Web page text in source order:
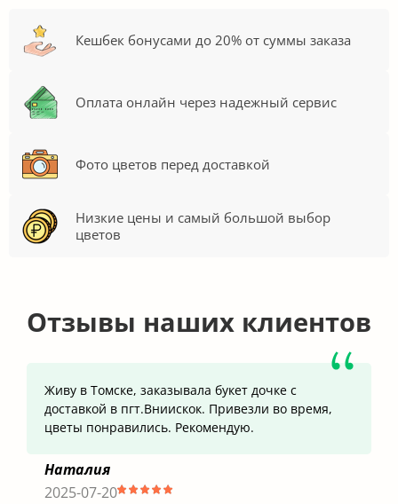
Кешбек бонусами до 20% от суммы заказа
Оплата онлайн через надежный сервис
Фото цветов перед доставкой
Низкие цены и самый большой выбор
цветов
Отзывы наших клиентов
Живу в Томске, заказывала букет дочке с
доставкой в пгт.Вниискок. Привезли во время,
цветы понравились. Рекомендую.
Наталия
2025-07-20